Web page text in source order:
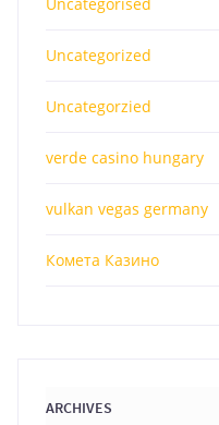
Uncategorized
Uncategorzied
verde casino hungary
vulkan vegas germany
Комета Казино
ARCHIVES